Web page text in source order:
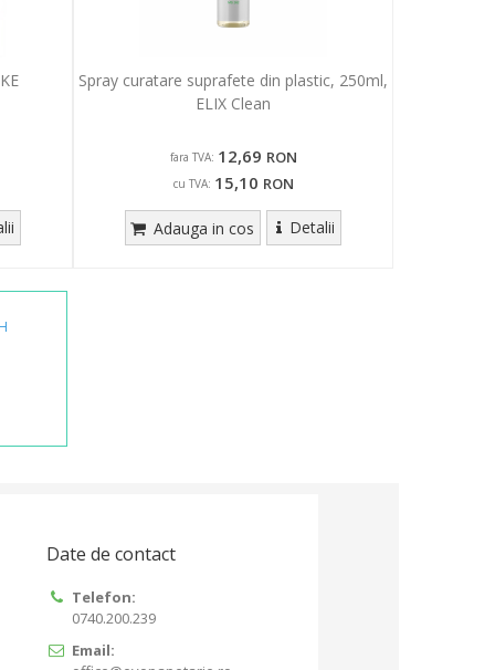
Spray curatare suprafete din plastic, 250ml,
ELIX Clean
fara TVA: 12,69 RON
cu TVA: 15,10 RON
Adauga in cos Detalii
Date de contact
Telefon:
0740.200.239
Email: